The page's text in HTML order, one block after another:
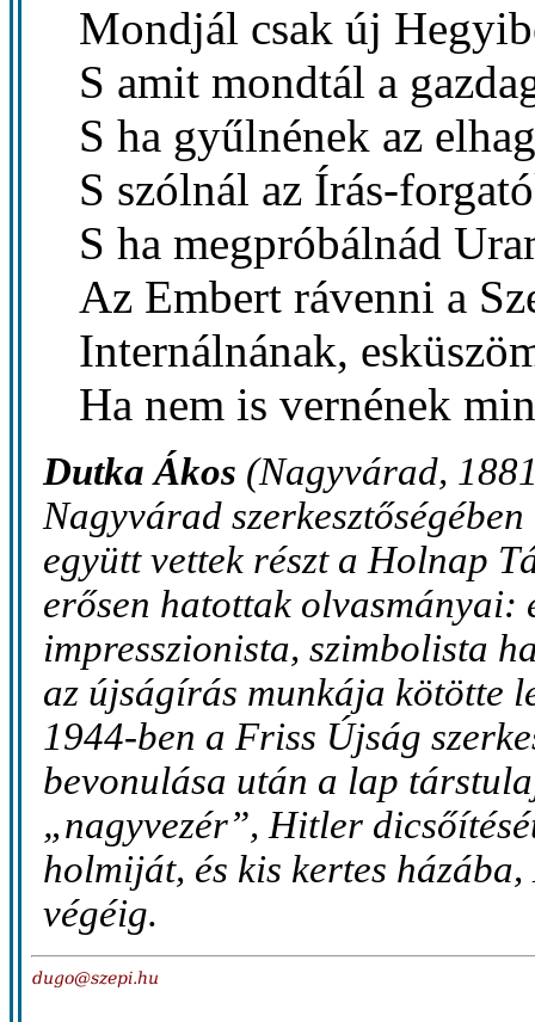
Mondjál csak új
S amit mondtál a
S ha gyűlnének az
S szólnál az Írás-
S ha megpróbálnád
Az Embert rávenni a
Internálnának,
Ha nem is vernének
Dutka Ákos (Nagyvárad,
Nagyvárad
együtt vettek részt a Holnap
erősen hatottak olvasmányai:
impresszionista, szimbolista
az újságírás munkája kötötte
1944-ben a Friss Újság
bevonulása után a lap
„nagyvezér”, Hitler
holmiját, és kis kertes
végéig.